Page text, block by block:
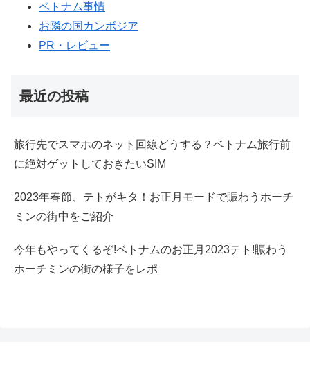
ベトナム事情
お隣の国カンボジア
PR・レビュー
最近の投稿
旅行先でスマホのネット回線どうする？ベトナム旅行前
に絶対ゲットしておきたいSIM
2023年春節、テトがキタ！お正月モードで賑わうホーチ
ミンの街中をご紹介
今年もやってくるぞ!ベトナムのお正月2023テト!賑わう
ホーチミンの街の様子をレポ